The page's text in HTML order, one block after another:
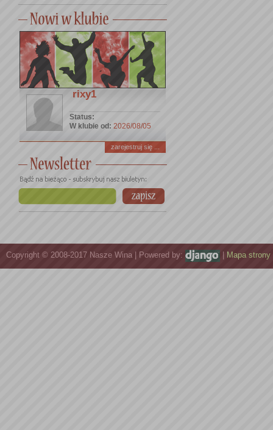
rixy1
Status:
W klubie od: 2026/08/05
zarejestruj się ...
Copyright © 2008-2017 Nasze Wina | Powered by: Mapa strony